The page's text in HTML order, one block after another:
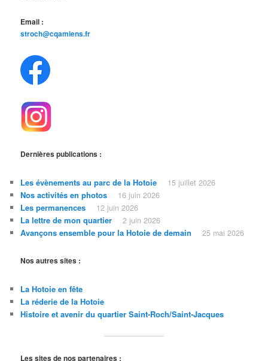
Email :
stroch@cqamiens.fr
Dernières publications :
Les évènements au parc de la Hotoie 15 juillet 2026
Nos activités en photos 16 juin 2026
Les permanences 12 juin 2026
La lettre de mon quartier 2 juin 2026
Avançons ensemble pour la Hotoie de demain 25 mai 2026
Nos autres sites :
La Hotoie en fête
La réderie de la Hotoie
Histoire et avenir du quartier Saint-Roch/Saint-Jacques
Les sites de nos partenaires :